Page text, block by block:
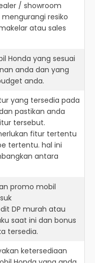
/ showroom
resiko
atau sales
Honda yang sesuai
anda dan yang
anda.
yang tersedia pada
pastikan anda
tersebut.
fitur tertentu
tertentu. hal ini
antara
promo mobil
DP murah atau
saat ini dan bonus
tersedia.
ketersediaan